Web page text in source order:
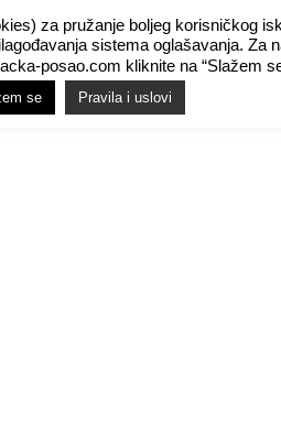
za pružanje boljeg korisničkog
sistema oglašavanja. Za
posao.com kliknite na “Slažem
se Pravila i uslovi